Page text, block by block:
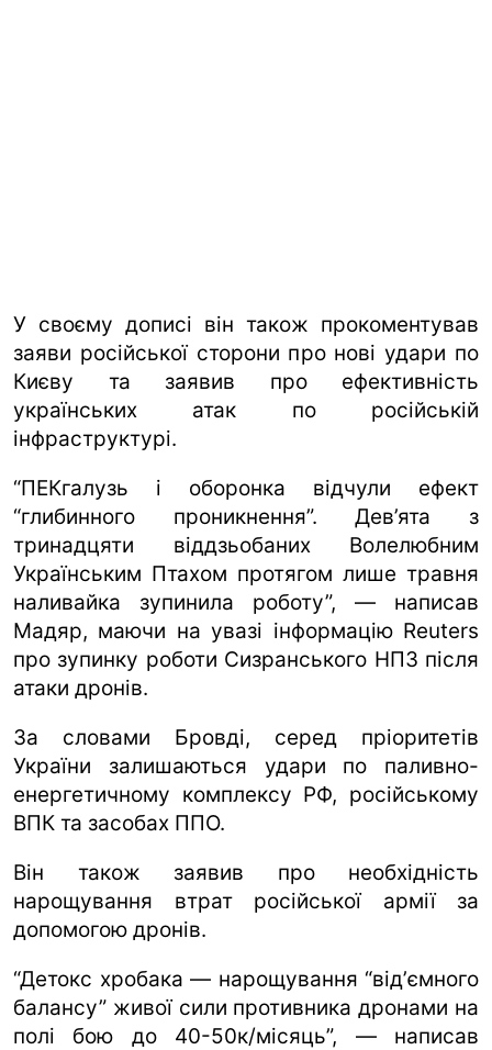
У своєму дописі він також прокоментував
заяви російської сторони про нові удари по
Києву та заявив про ефективність
українських атак по російській
інфраструктурі.
“ПЕКгалузь і оборонка відчули ефект
“глибинного проникнення”. Дев’ята з
тринадцяти віддзьобаних Волелюбним
Українським Птахом протягом лише травня
наливайка зупинила роботу”, — написав
Мадяр, маючи на увазі інформацію Reuters
про зупинку роботи Сизранського НПЗ після
атаки дронів.
За словами Бровді, серед пріоритетів
України залишаються удари по паливно-
енергетичному комплексу РФ, російському
ВПК та засобах ППО.
Він також заявив про необхідність
нарощування втрат російської армії за
допомогою дронів.
“Детокс хробака — нарощування “відʼємного
балансу” живої сили противника дронами на
полі бою до 40-50к/місяць”, — написав